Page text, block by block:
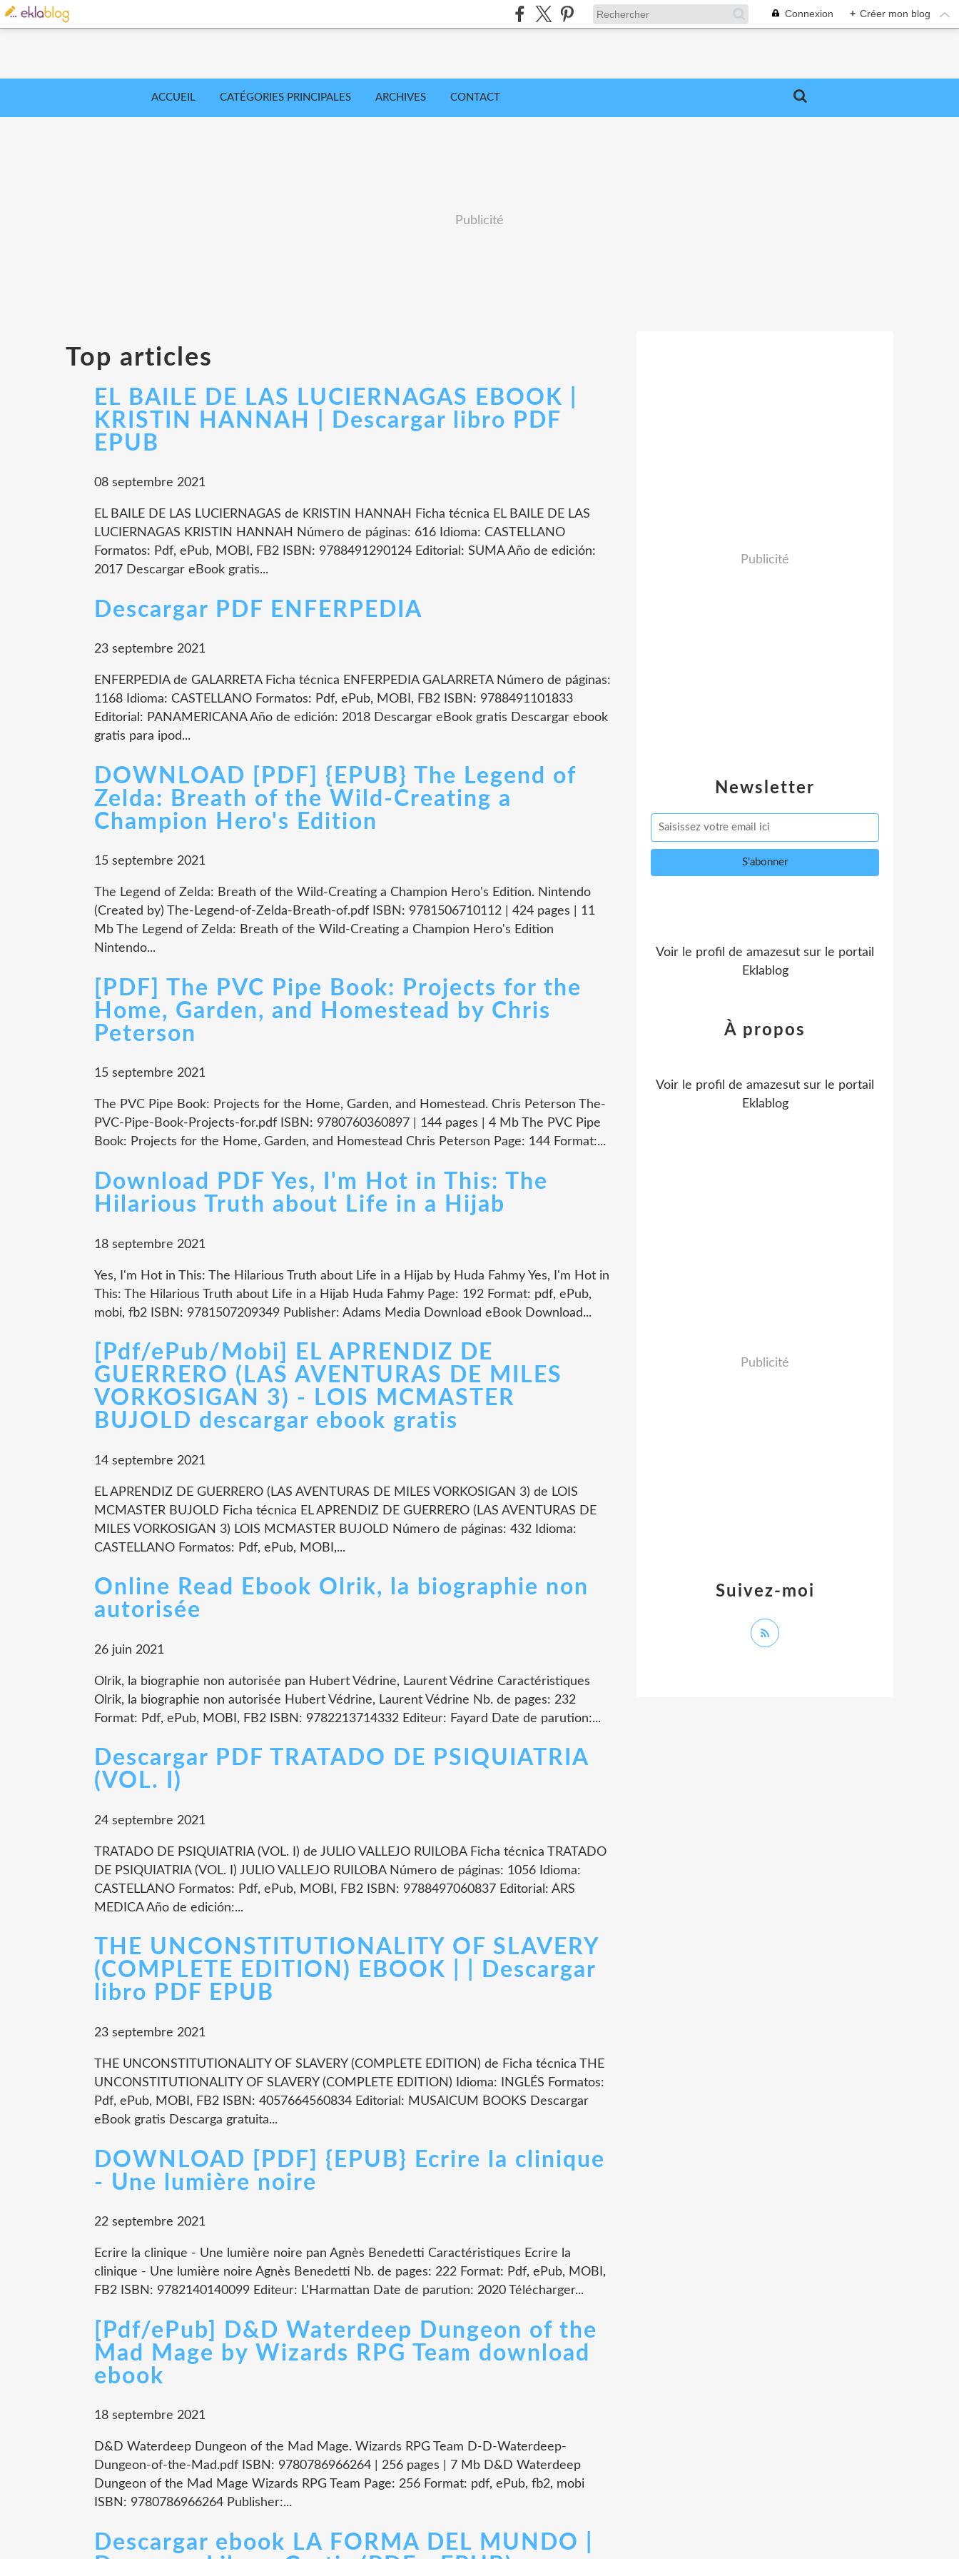
Connexion + Créer mon blog
ACCUEIL CATÉGORIES PRINCIPALES ARCHIVES CONTACT
Publicité
Top articles
EL BAILE DE LAS LUCIERNAGAS EBOOK |
KRISTIN HANNAH | Descargar libro PDF
EPUB
08 septembre 2021
EL BAILE DE LAS LUCIERNAGAS de KRISTIN HANNAH Ficha técnica EL BAILE DE LAS
LUCIERNAGAS KRISTIN HANNAH Número de páginas: 616 Idioma: CASTELLANO
Formatos: Pdf, ePub, MOBI, FB2 ISBN: 9788491290124 Editorial: SUMA Año de edición:
2017 Descargar eBook gratis...
Descargar PDF ENFERPEDIA
23 septembre 2021
ENFERPEDIA de GALARRETA Ficha técnica ENFERPEDIA GALARRETA Número de páginas:
1168 Idioma: CASTELLANO Formatos: Pdf, ePub, MOBI, FB2 ISBN: 9788491101833
Editorial: PANAMERICANA Año de edición: 2018 Descargar eBook gratis Descargar ebook
gratis para ipod...
DOWNLOAD [PDF] {EPUB} The Legend of
Zelda: Breath of the Wild-Creating a
Champion Hero's Edition
15 septembre 2021
The Legend of Zelda: Breath of the Wild-Creating a Champion Hero's Edition. Nintendo
(Created by) The-Legend-of-Zelda-Breath-of.pdf ISBN: 9781506710112 | 424 pages | 11
Mb The Legend of Zelda: Breath of the Wild-Creating a Champion Hero's Edition
Nintendo...
[PDF] The PVC Pipe Book: Projects for the
Home, Garden, and Homestead by Chris
Peterson
15 septembre 2021
The PVC Pipe Book: Projects for the Home, Garden, and Homestead. Chris Peterson The-
PVC-Pipe-Book-Projects-for.pdf ISBN: 9780760360897 | 144 pages | 4 Mb The PVC Pipe
Book: Projects for the Home, Garden, and Homestead Chris Peterson Page: 144 Format:...
Download PDF Yes, I'm Hot in This: The
Hilarious Truth about Life in a Hijab
18 septembre 2021
Yes, I'm Hot in This: The Hilarious Truth about Life in a Hijab by Huda Fahmy Yes, I'm Hot in
This: The Hilarious Truth about Life in a Hijab Huda Fahmy Page: 192 Format: pdf, ePub,
mobi, fb2 ISBN: 9781507209349 Publisher: Adams Media Download eBook Download...
[Pdf/ePub/Mobi] EL APRENDIZ DE
GUERRERO (LAS AVENTURAS DE MILES
VORKOSIGAN 3) - LOIS MCMASTER
BUJOLD descargar ebook gratis
14 septembre 2021
EL APRENDIZ DE GUERRERO (LAS AVENTURAS DE MILES VORKOSIGAN 3) de LOIS
MCMASTER BUJOLD Ficha técnica EL APRENDIZ DE GUERRERO (LAS AVENTURAS DE
MILES VORKOSIGAN 3) LOIS MCMASTER BUJOLD Número de páginas: 432 Idioma:
CASTELLANO Formatos: Pdf, ePub, MOBI,...
Online Read Ebook Olrik, la biographie non
autorisée
26 juin 2021
Olrik, la biographie non autorisée pan Hubert Védrine, Laurent Védrine Caractéristiques
Olrik, la biographie non autorisée Hubert Védrine, Laurent Védrine Nb. de pages: 232
Format: Pdf, ePub, MOBI, FB2 ISBN: 9782213714332 Editeur: Fayard Date de parution:...
Descargar PDF TRATADO DE PSIQUIATRIA
(VOL. I)
24 septembre 2021
TRATADO DE PSIQUIATRIA (VOL. I) de JULIO VALLEJO RUILOBA Ficha técnica TRATADO
DE PSIQUIATRIA (VOL. I) JULIO VALLEJO RUILOBA Número de páginas: 1056 Idioma:
CASTELLANO Formatos: Pdf, ePub, MOBI, FB2 ISBN: 9788497060837 Editorial: ARS
MEDICA Año de edición:...
THE UNCONSTITUTIONALITY OF SLAVERY
(COMPLETE EDITION) EBOOK | | Descargar
libro PDF EPUB
23 septembre 2021
THE UNCONSTITUTIONALITY OF SLAVERY (COMPLETE EDITION) de Ficha técnica THE
UNCONSTITUTIONALITY OF SLAVERY (COMPLETE EDITION) Idioma: INGLÉS Formatos:
Pdf, ePub, MOBI, FB2 ISBN: 4057664560834 Editorial: MUSAICUM BOOKS Descargar
eBook gratis Descarga gratuita...
DOWNLOAD [PDF] {EPUB} Ecrire la clinique
- Une lumière noire
22 septembre 2021
Ecrire la clinique - Une lumière noire pan Agnès Benedetti Caractéristiques Ecrire la
clinique - Une lumière noire Agnès Benedetti Nb. de pages: 222 Format: Pdf, ePub, MOBI,
FB2 ISBN: 9782140140099 Editeur: L'Harmattan Date de parution: 2020 Télécharger...
[Pdf/ePub] D&D Waterdeep Dungeon of the
Mad Mage by Wizards RPG Team download
ebook
18 septembre 2021
D&D Waterdeep Dungeon of the Mad Mage. Wizards RPG Team D-D-Waterdeep-
Dungeon-of-the-Mad.pdf ISBN: 9780786966264 | 256 pages | 7 Mb D&D Waterdeep
Dungeon of the Mad Mage Wizards RPG Team Page: 256 Format: pdf, ePub, fb2, mobi
ISBN: 9780786966264 Publisher:...
Descargar ebook LA FORMA DEL MUNDO |
Newsletter
Publicité
Voir le profil de amazesut sur le portail
Eklablog
Suivez-moi
À propos
Voir le profil de amazesut sur le portail
Eklablog
Publicité